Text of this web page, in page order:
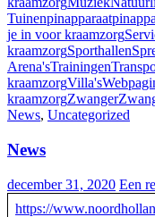
Tuinenpinapparaat
je in voor kraamzorg
kraamzorgSporthallen
Arena'sTrainingen
kraamzorgVilla's
kraamzorgZwanger
News, Uncategorized
News
december 31, 2020 Een
https://